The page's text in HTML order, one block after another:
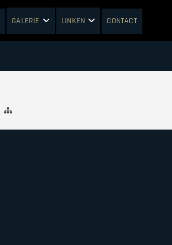
GALERIE LINKEN CONTACT